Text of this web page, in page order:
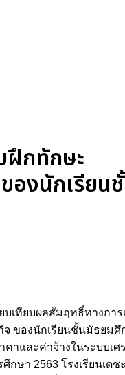
ฝึกทักษะ
องนักเรียน
เทียบผลสัมฤทธิ์ทางการ
จ ของนักเรียนชั้นมัธยม
าและค่าจ้างในระบบเศ
ษา 2563 โรงเรียนเดช